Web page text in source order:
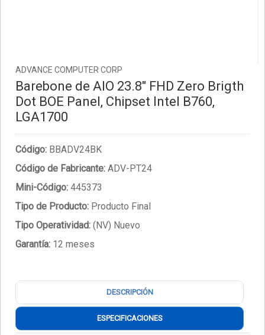
ADVANCE COMPUTER CORP
Barebone de AIO 23.8" FHD Zero Brigth
Dot BOE Panel, Chipset Intel B760,
LGA1700
Código: BBADV24BK
Código de Fabricante: ADV-PT24
Mini-Código: 445373
Tipo de Producto: Producto Final
Tipo Operatividad: (NV) Nuevo
Garantía: 12 meses
DESCRIPCIÓN
ESPECIFICACIONES